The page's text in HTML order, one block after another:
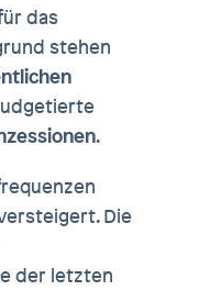
das
stehen
.
Die
der letzten